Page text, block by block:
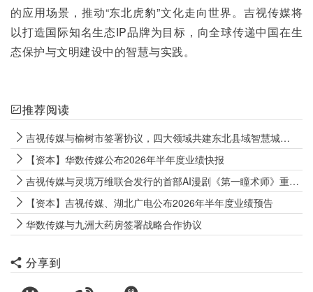
的应用场景，推动“东北虎豹”文化走向世界。吉视传媒将
以打造国际知名生态IP品牌为目标，向全球传递中国在生
态保护与文明建设中的智慧与实践。
推荐阅读
吉视传媒与榆树市签署协议，四大领域共建东北县域智慧城市标杆
【资本】华数传媒公布2026年半年度业绩快报
吉视传媒与灵境万维联合发行的首部AI漫剧《第一瞳术师》重磅上线
【资本】吉视传媒、湖北广电公布2026年半年度业绩预告
华数传媒与九洲大药房签署战略合作协议
分享到